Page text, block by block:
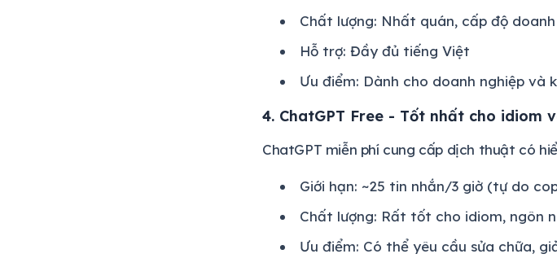
Chất lượng: Nhất quán, cấp độ
Hỗ trợ: Đầy đủ tiếng Việt
Ưu điểm: Dành cho doanh nghiệp và
4. ChatGPT Free - Tốt nhất cho idiom
ChatGPT miễn phí cung cấp dịch thuật có
Giới hạn: ~25 tin nhắn/3 giờ (tự do
Chất lượng: Rất tốt cho idiom, ngôn
Ưu điểm: Có thể yêu cầu sửa chữa,